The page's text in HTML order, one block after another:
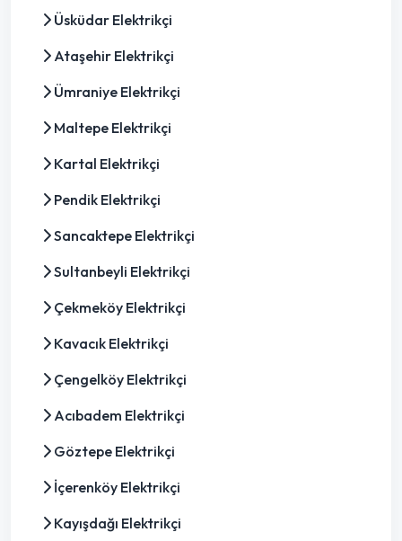
Üsküdar Elektrikçi
Ataşehir Elektrikçi
Ümraniye Elektrikçi
Maltepe Elektrikçi
Kartal Elektrikçi
Pendik Elektrikçi
Sancaktepe Elektrikçi
Sultanbeyli Elektrikçi
Çekmeköy Elektrikçi
Kavacık Elektrikçi
Çengelköy Elektrikçi
Acıbadem Elektrikçi
Göztepe Elektrikçi
İçerenköy Elektrikçi
Kayışdağı Elektrikçi